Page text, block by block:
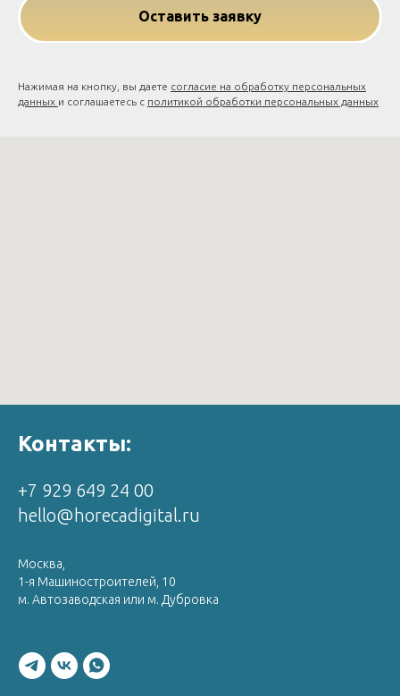
Оставить заявку
Нажимая на кнопку, вы даете согласие на обработку персональных
данных и соглашаетесь c политикой обработки персональных данных
Контакты:
+7 929 649 24 00
hello@horecadigital.ru
Москва,
1-я Машиностроителей, 10
м. Автозаводская или м. Дубровка